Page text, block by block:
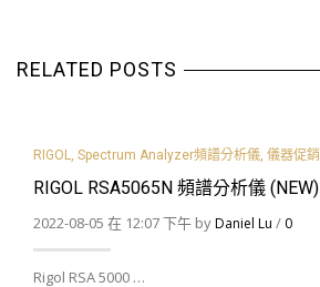
RELATED POSTS
RIGOL, Spectrum Analyzer頻譜分析儀, 儀器促銷
RIGOL RSA5065N 頻譜分析儀 (NEW)
2022-08-05 在 12:07 下午 byDaniel Lu / 0
Rigol RSA 5000 …